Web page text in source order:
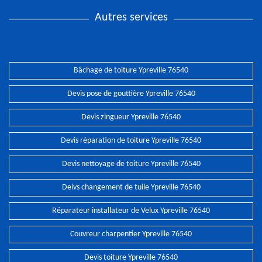
Autres services
Bâchage de toiture Ypreville 76540
Devis pose de gouttière Ypreville 76540
Devis zingueur Ypreville 76540
Devis réparation de toiture Ypreville 76540
Devis nettoyage de toiture Ypreville 76540
Deivs changement de tuile Ypreville 76540
Réparateur installateur de Velux Ypreville 76540
Couvreur charpentier Ypreville 76540
Devis toiture Ypreville 76540